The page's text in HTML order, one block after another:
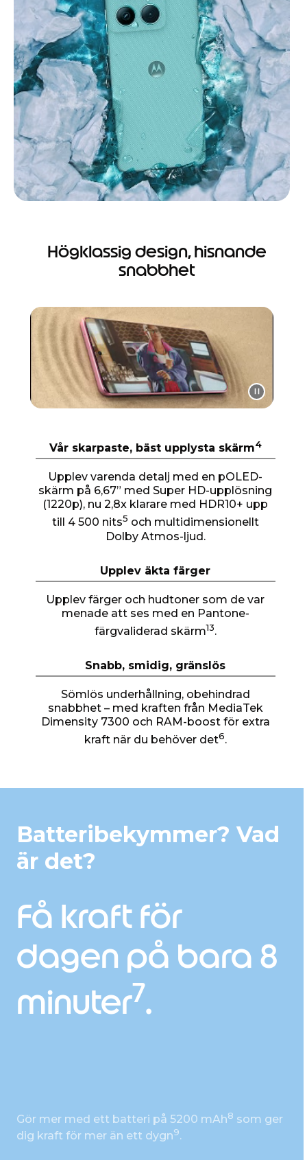
Högklassig design, hisnande
snabbhet
Vår skarpaste, bäst upplysta skärm4
Upplev varenda detalj med en pOLED-
skärm på 6,67” med Super HD-upplösning
(1220p), nu 2,8x klarare med HDR10+ upp
till 4 500 nits5 och multidimensionellt
Dolby Atmos-ljud.
Upplev äkta färger
Upplev färger och hudtoner som de var
menade att ses med en Pantone-
färgvaliderad skärm13.
Snabb, smidig, gränslös
Sömlös underhållning, obehindrad
snabbhet – med kraften från MediaTek
Dimensity 7300 och RAM-boost för extra
kraft när du behöver det6.
Batteribekymmer? Vad
är det?
Få kraft för
dagen på bara 8
minuter7.
Gör mer med ett batteri på 5200 mAh8 som ger
dig kraft för mer än ett dygn9.